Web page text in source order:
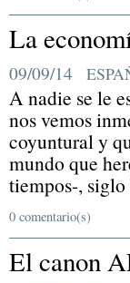
La
09/09/14
A nadie se le
nos vemos
coyuntural y
mundo que
tiempos-,
0 comentario(s)
El canon